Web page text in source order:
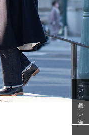
「いい年齢 いい洋服」